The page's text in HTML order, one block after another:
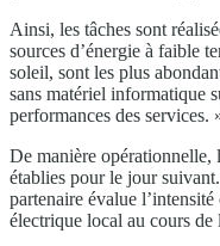
Ainsi, les tâches sont
sources d’énergie à faible
soleil, sont les plus
sans matériel informatique
performances des services.
De manière opérationnelle,
établies pour le jour
partenaire évalue
électrique local au cours de